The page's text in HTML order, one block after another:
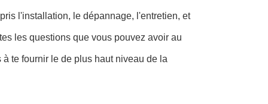
l'installation, le dépannage, l'entretien, et
les questions que vous pouvez avoir au
te fournir le de plus haut niveau de la